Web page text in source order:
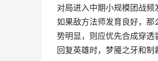
对局进入中期小规模团战频
如果敌方法师发育良好，
势明显，则应优先合成穿
回复英雄时，梦魇之牙和制